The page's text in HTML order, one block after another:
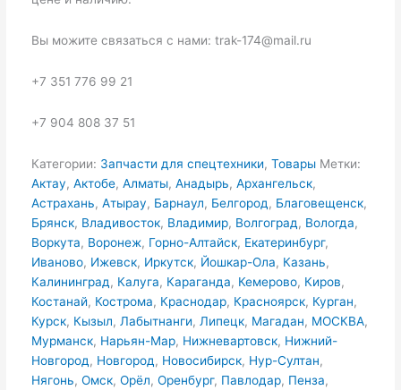
Вы можите связаться с нами: trak-174@mail.ru
+7 351 776 99 21
+7 904 808 37 51
Категории: Запчасти для спецтехники, Товары Метки:
Актау, Актобе, Алматы, Анадырь, Архангельск,
Астрахань, Атырау, Барнаул, Белгород , Благовещенск,
Брянск, Владивосток, Владимир, Волгоград , Вологда,
Воркута, Воронеж, Горно-Алтайск, Екатеринбург,
Иваново, Ижевск, Иркутск, Йошкар-Ола, Казань,
Калининград , Калуга, Караганда, Кемерово, Киров,
Костанай, Кострома, Краснодар, Красноярск, Курган,
Курск, Кызыл, Лабытнанги, Липецк, Магадан, МОСКВА,
Мурманск, Нарьян-Мар, Нижневартовск, Нижний-
Новгород , Новгород , Новосибирск, Нур-Султан,
Нягонь, Омск, Орёл, Оренбург, Павлодар, Пенза,